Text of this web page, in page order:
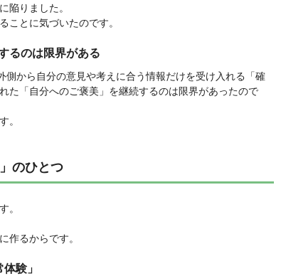
陥りました。
ことに気づいたのです。
るのは限界がある
から自分の意見や考えに合う情報だけを受け入れる「確
た「自分へのご褒美」を継続するのは限界があったので
。
のひとつ
。
作るからです。
験」